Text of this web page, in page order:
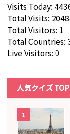
Visits Today:
Total Visits:
Total Visitors: 1
Total Countries:
Live Visitors: 0
人気クイズ
1